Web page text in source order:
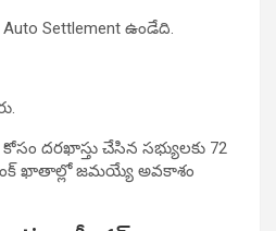
Settlement ఉండేది.
దరఖాస్తు చేసిన సభ్యులకు 72
ఖాతాల్లో జమయ్యే అవకాశం